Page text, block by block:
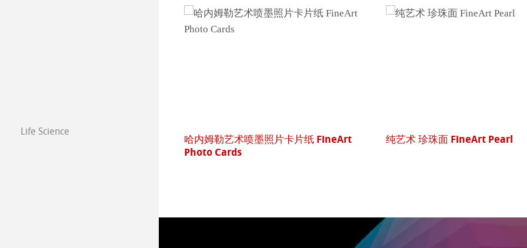
Life Science
勒艺术喷墨照片卡片纸 FineArt
纯艺术 珍珠面 FineArt Pearl 摄影纯棉 珍珠面 Photo Rag®